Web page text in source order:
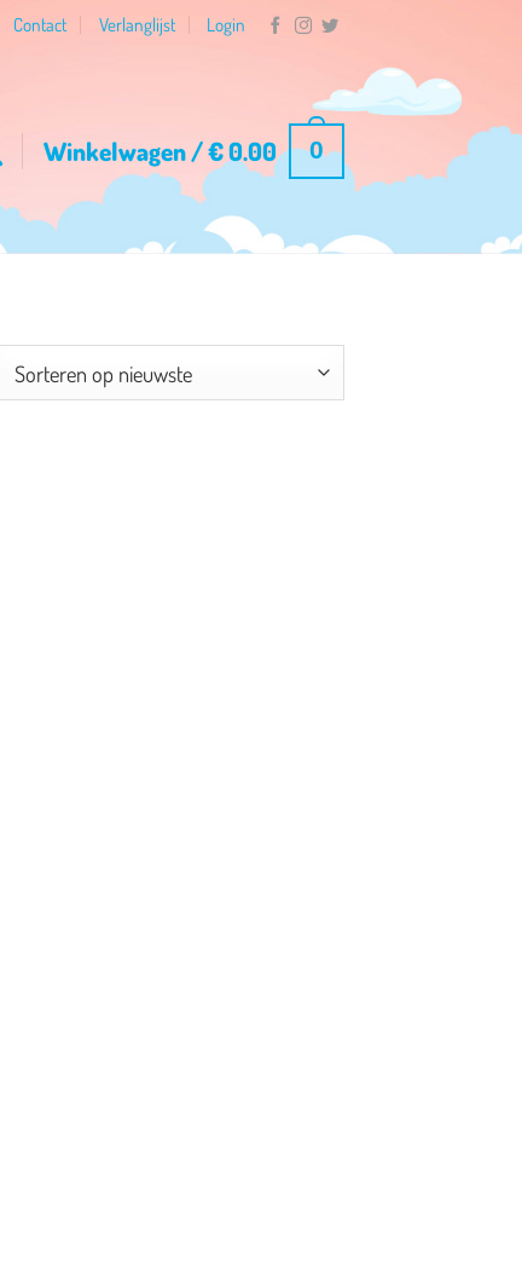
Contact Verlanglijst Login
Winkelwagen /€0.00 0